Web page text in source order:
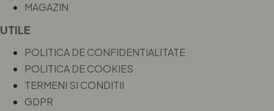
MAGAZIN
UTILE
POLITICA DE CONFIDENTIALITATE
POLITICA DE COOKIES
TERMENI SI CONDITII
GDPR